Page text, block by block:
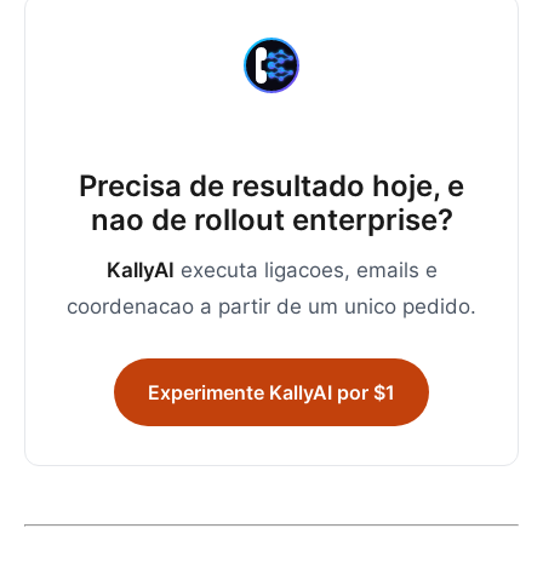
Precisa de resultado hoje, e
nao de rollout enterprise?
KallyAI executa ligacoes, emails e
coordenacao a partir de um unico pedido.
Experimente KallyAI por $1